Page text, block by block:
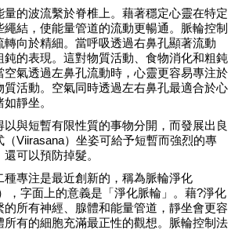
量的波流繫於脊椎上。藉著穩定心靈在特定
結，使能量管道的流動更暢通。脈輪控制
向於精細。當呼吸透過右鼻孔顯著流動
鈍的表現。這對物質活動、食物消化和粗鈍
空氣透過左鼻孔流動時，心靈更容易專注於
質活動。空氣同時透過左右鼻孔最適合於心
靜坐。
以與短暫有限性質的事物分開，而發展出良
Viirasana）坐姿可給予短暫而強烈的專
可以預防掉髮。
種專注是最近創新的，稱為脈輪淨化
，字面上的意義是「淨化脈輪」。藉?淨化
的所有神經、腺體和能量管道，靜坐會更容
所有的細胞充滿最正性的觀想。脈輪控制法